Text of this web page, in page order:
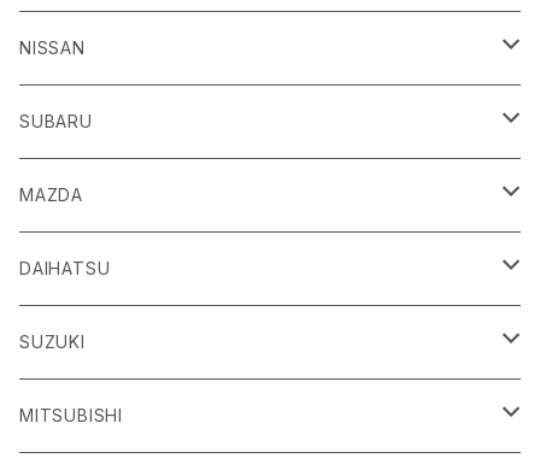
H24/4～R3/8 ZN6
GR86
R3/10～ ZN8
ｂＢ
H17/12～H28/8 20系
ｂZ４X
R4/5~ XEAM10/11/15・YEAM15
Ｃ-ＨＲ
H28/12~ 10/50系
ＦＪクルーザー
H22/12～H30/1 GSJ15W
ＩＱ（アイキュー）
ＣＴ
H23/1～R4/11
ＥＳ
H30/10～
ＧＳ
H24/1～R2/7
ＨＳ
H21/7～H30/3
ＩＳ
H25/5～
ＬＢＸ
NISSAN
ＡＤ
H18/12～ Y12
ＧＴ－Ｒ
H19/12～ R35
ＮＴ１００クリッパートラック
H25/12～ DR16T
ＮV１００クリッパーバン/リオ
H25/12～H27/3 DR64
アリア
SUBARU
ＢＲＺ
H24/3～R3/8 ZC6
R3/8～ ZD8
ＷＲＸ Ｓ４/ＳＴＩ
H26/8～R3/3 VA系
ＸＶ/ＸＶハイブリット
H25/6～H29/4 GPE
インプレッサ /G4/スポーツ
MAZDA
ＣＸ－３
H27/2～ DK系
ＣＸ－５
H24/2～H29/2 KE系
ＣＸ－８
DAIHATSU
アトレー
H17/5～ S300/S700系
アルティス
SUZUKI
eビターラ
MITSUBISHI